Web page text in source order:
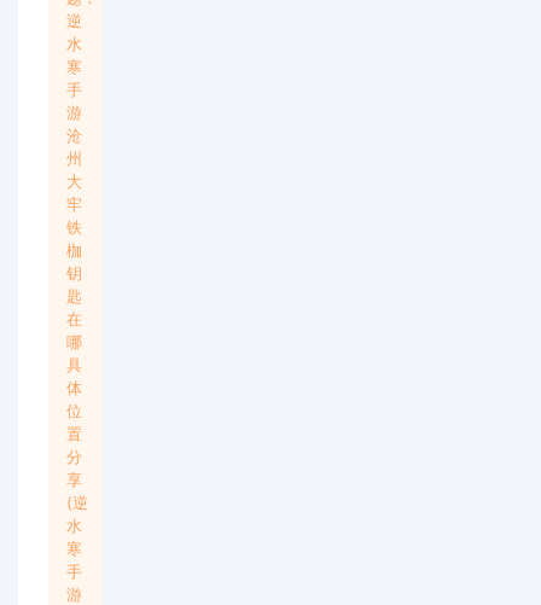
逆
水
寒
手
游
沧
州
大
牢
铁
枷
钥
匙
在
哪
具
体
位
置
分
享
(逆
水
寒
手
游